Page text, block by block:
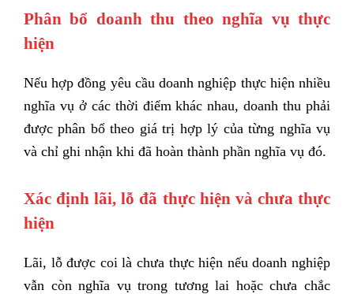
Phân bổ doanh thu theo nghĩa vụ thực
hiện
Nếu hợp đồng yêu cầu doanh nghiệp thực hiện nhiều
nghĩa vụ ở các thời điểm khác nhau, doanh thu phải
được phân bổ theo giá trị hợp lý của từng nghĩa vụ
và chỉ ghi nhận khi đã hoàn thành phần nghĩa vụ đó.
Xác định lãi, lỗ đã thực hiện và chưa thực
hiện
Lãi, lỗ được coi là chưa thực hiện nếu doanh nghiệp
vẫn còn nghĩa vụ trong tương lai hoặc chưa chắc